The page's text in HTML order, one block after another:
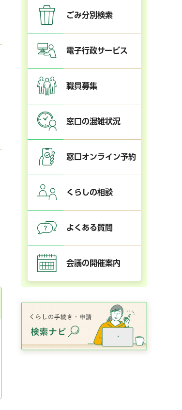
ごみ分別検索
電子行政サービス
職員募集
窓口の混雑状況
窓口オンライン予約
くらしの相談
よくある質問
会議の開催案内